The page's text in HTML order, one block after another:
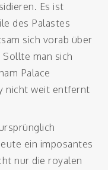
Es ist
des Palastes
sich vorab über
Sollte man sich
Palace
nicht weit entfernt
ein imposantes
nur die royalen